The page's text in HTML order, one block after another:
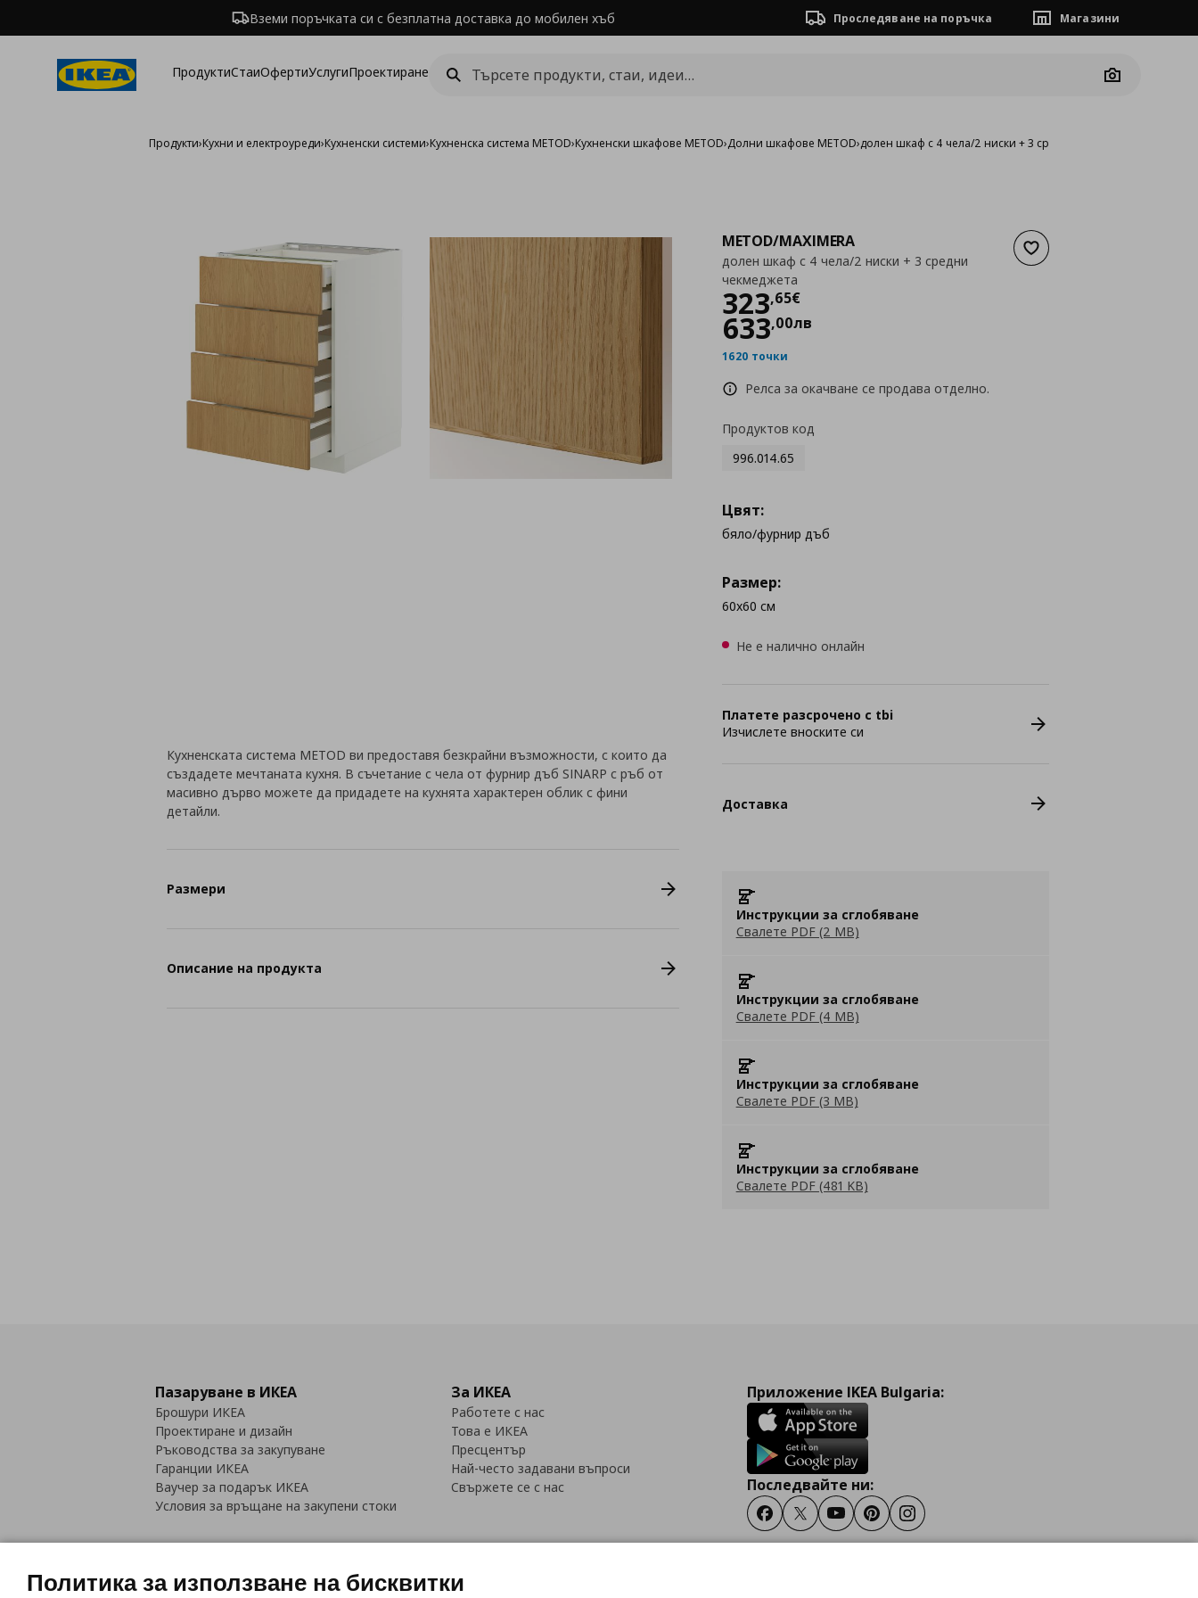
Вземи поръчката си с безплатна доставка до мобилен хъб Проследяване на поръчка Магазини
ПродуктиСтаиОфертиУслугиПроектиране
Camera
Продукти›Кухни и електроуреди›Кухненски системи›Кухненска система METOD›Кухненски шкафове METOD›Долни шкафове METOD›долен шкаф с 4 чела/2 ниски + 3 средни чекмеджета
Добави към списъка с
METOD/MAXIMERA
долен шкаф с 4 чела/2 ниски + 3 средни
чекмеджета
323,65€
Цена
633,00лв
1620 точки
Релса за окачване се продава отделно.
Продуктов код
996.014.65
Цвят:
бяло/фурнир дъб
Размер:
60x60 см
Не е налично онлайн
Платете разсрочено с tbi
Изчислете вноските си
Доставка
Инструкции за сглобяване
Свалете PDF (2 MB)
Инструкции за сглобяване
Свалете PDF (4 MB)
Инструкции за сглобяване
Свалете PDF (3 MB)
Инструкции за сглобяване
Свалете PDF (481 KB)
Кухненската система METOD ви предоставя безкрайни възможности, с които да
създадете мечтаната кухня. В съчетание с чела от фурнир дъб SINARP с ръб от
масивно дърво можете да придадете на кухнята характерен облик с фини
детайли.
Размери
Описание на продукта
Пазаруване в ИКЕА
Брошури ИКЕА
Проектиране и дизайн
Ръководства за закупуване
Гаранции ИКЕА
Ваучер за подарък ИКЕА
Условия за връщане на закупени стоки
За ИКЕА
Работете с нас
Това е ИКЕА
Пресцентър
Най-често задавани въпроси
Свържете се с нас
Приложение IKEA Bulgaria:
Последвайте ни:
FacebookTwitterYoutubePinterestInstagram
Политика за използване на бисквитки